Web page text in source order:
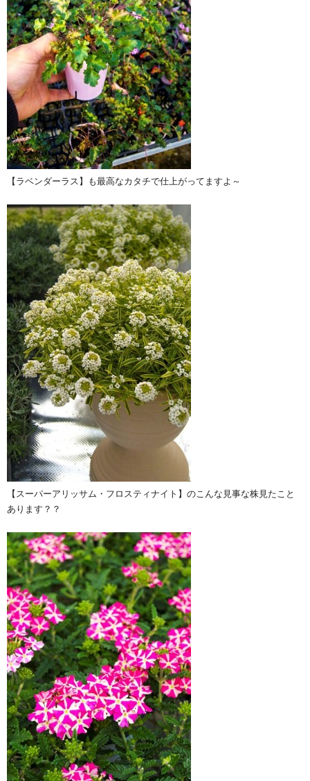
【ラベンダーラス】も最高なカタチで仕上がってますよ～
【スーパーアリッサム・フロスティナイト】のこんな見事な株見たこと
あります？？